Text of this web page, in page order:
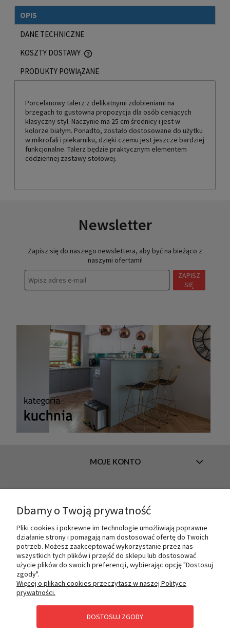
OPIS
DANE TECHNICZNE
KOSZTY DOSTAWY
CENA NIE ZAWIERA EWENTUALNYCH KOSZTÓW PŁATNOŚCI
PRODUKTY POWIĄZANE
Porcelanowy talerz z delikatnymi zdobieniami na
brzegach to gustowna propozycja dla osób ceniących
klasyczny styl. Naczynie ma 25 cm średnicy i jest w
kolorze białym. Ponadto, zostało dostosowane do użytku
w mikrofali i piekarniku, dzięki czemu jest jeszcze bardziej
funkcjonalne. Talerz będzie praktycznym elementem
codziennej zastawy stołowej.
Newsletter
Zapisz się do naszego newslettera, aby być na bieżąco z
naszymi ofertami!
ZAPISZ
SIĘ
MOJE KONTO
O NAS
PŁATNOŚCI I DOSTAWA
POMOC
Dbamy o Twoją prywatność
Pliki cookies i pokrewne im technologie umożliwiają poprawne
działanie strony i pomagają nam dostosować ofertę do Twoich
potrzeb. Możesz zaakceptować wykorzystanie przez nas
wszystkich tych plików i przejść do sklepu lub dostosować
użycie plików do swoich preferencji, wybierając opcję "Dostosuj
zgody".
Więcej o plikach cookies przeczytasz w naszej Polityce
prywatności.
DOSTOSUJ ZGODY